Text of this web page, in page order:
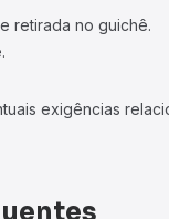
retirada no guichê.
exigências